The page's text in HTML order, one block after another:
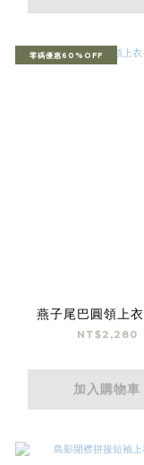
零碼優惠60%OFF
燕子尾巴圓領上
NT$2,280
加入購物車